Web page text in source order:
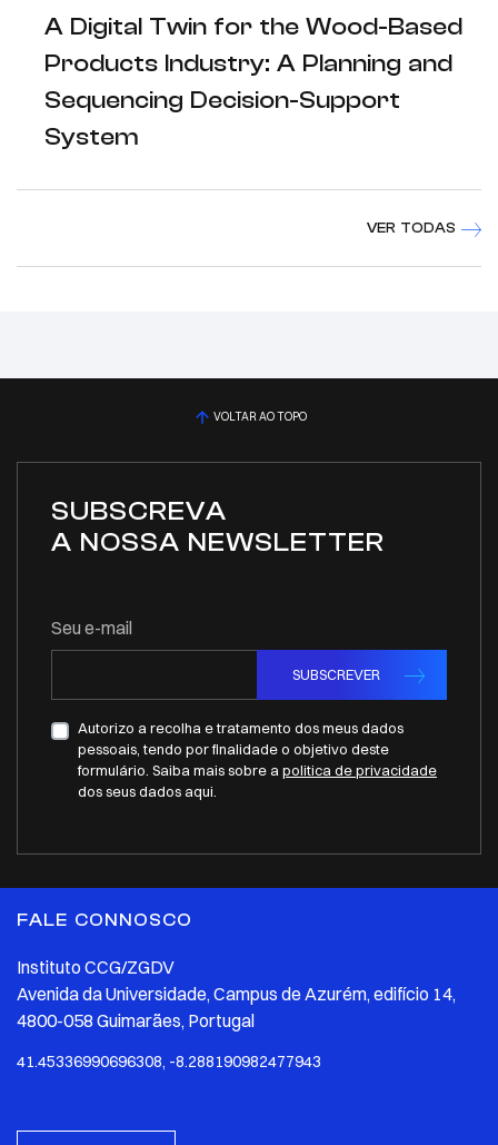
A Digital Twin for the Wood-Based
Products Industry: A Planning and
Sequencing Decision-Support
System
VER TODAS
VOLTAR AO TOPO
SUBSCREVA
A NOSSA NEWSLETTER
Seu e-mail
SUBSCREVER
Autorizo a recolha e tratamento dos meus dados
pessoais, tendo por finalidade o objetivo deste
formulário. Saiba mais sobre a politica de privacidade
dos seus dados aqui.
FALE CONNOSCO
Instituto CCG/ZGDV
Avenida da Universidade, Campus de Azurém, edifício 14,
4800-058 Guimarães, Portugal
41.45336990696308, -8.288190982477943